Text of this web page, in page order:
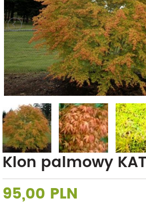
Klon palmowy
95,00 PLN